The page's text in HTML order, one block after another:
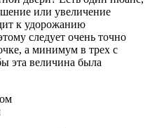
или увеличение
к удорожанию
следует очень точно
а минимум в трех с
эта величина была